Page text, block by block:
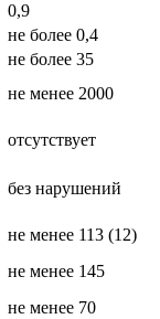
0,9
не более 0,4
не более 35
не менее 2000
отсутствует
без нарушений
не менее 113 (12)
не менее 145
не менее 70